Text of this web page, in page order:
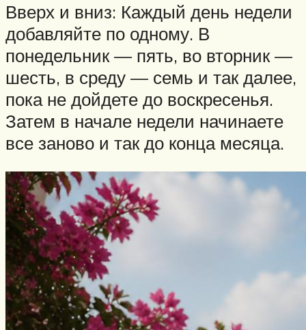
Вверх и вниз: Каждый день недели
добавляйте по одному. В
понедельник — пять, во вторник —
шесть, в среду — семь и так далее,
пока не дойдете до воскресенья.
Затем в начале недели начинаете
все заново и так до конца месяца.